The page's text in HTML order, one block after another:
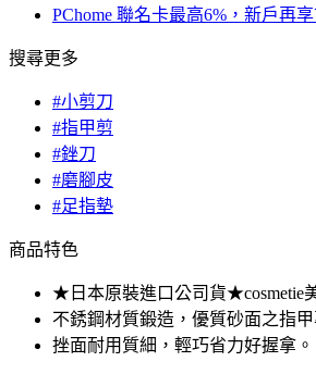
PChome 聯名卡最高6%，新戶再
搜尋更多
#小剪刀
#指甲剪
#銼刀
#磨腳皮
#足指墊
商品特色
★日本原裝進口公司貨★cosmetie
不銹鋼材質鍛造，優質砂面之指甲
挫面耐用質細，輕巧省力好握拿。